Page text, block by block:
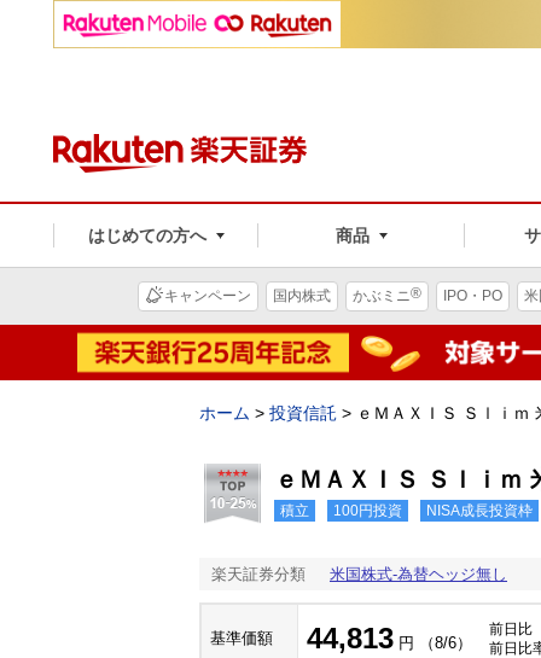
はじめての方へ 商品
キャンペーン 国内株式 かぶミニ® IPO・PO
ホーム > 投資信託 > ｅＭＡＸＩＳ Ｓｌｉｍ
ｅＭＡＸＩＳ Ｓｌｉｍ
積立 100円投資 NISA成長投資枠
楽天証券分類 米国株式-為替ヘッジ無し
基準価額 44,813 円 （8/6）
前日比
前日比